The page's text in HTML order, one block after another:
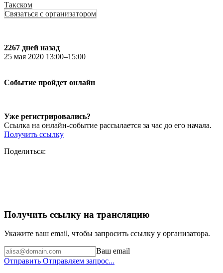
Такском
Связаться с организатором
2267 дней назад
25 мая 2020 13:00–15:00
Событие пройдет онлайн
Уже регистрировались?
Ссылка на онлайн-событие рассылается за час до его начала.
Получить ссылку
Поделиться:
Получить ссылку на трансляцию
Укажите ваш email, чтобы запросить ссылку у организатора.
Ваш email
Отправить Отправляем запрос...